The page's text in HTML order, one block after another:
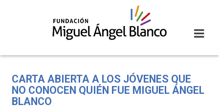
CARTA ABIERTA A LOS JÓVENES QUE
NO CONOCEN QUIÉN FUE MIGUEL ÁNGEL
BLANCO